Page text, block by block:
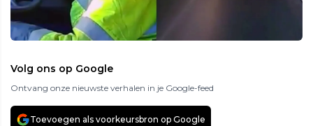
Volg ons op Google
Ontvang onze nieuwste verhalen in je Google-feed
Toevoegen als voorkeursbron op Google